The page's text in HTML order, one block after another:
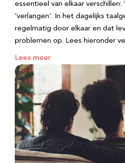
essentieel van elkaar verschillen:
‘verlangen’. In het dagelijks
regelmatig door elkaar en dat
problemen op. Lees hieronder
Lees meer